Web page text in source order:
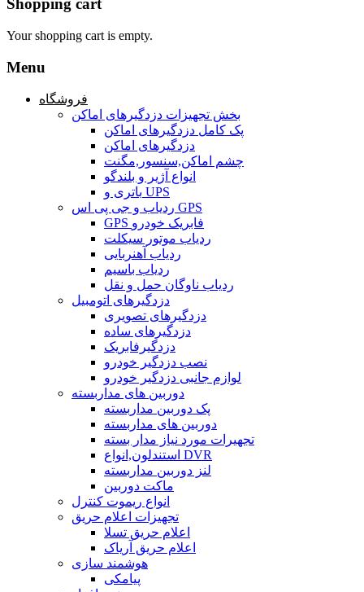
Shopping cart
Your shopping cart is empty.
Menu
فروشگاه
بخش تجهیزات دزدگیرهای اماکن
پک کامل دزدگیرهای اماکن
دزدگیرهای اماکن
چشم اماکن,سنسور,مگنت
انواع آژیر و بلندگو
باتری و UPS
ردیاب و جی پی اس GPS
GPS فابریک خودرو
ردیاب موتور سیکلت
ردیاب آهنربایی
ردیاب باسیم
ردیاب ناوگان حمل و نقل
دزدگیرهای اتومبیل
دزدگیرهای تصویری
دزدگیرهای ساده
دزدگیرفابریک
نصب دزدگیر خودرو
لوازم جانبی دزدگیر خودرو
دوربین های مداربسته
پک دوربین مداربسته
دوربین های مداربسته
تجهیرات مورد نیاز مدار بسته
استندلون,انواع DVR
لنز دوربین مداربسته
ماکت دوربین
انواع ریموت کنترل
تجهیزات اعلام حریق
اعلام حریق تسلا
اعلام حریق آریاک
هوشمند سازی
پیامکی